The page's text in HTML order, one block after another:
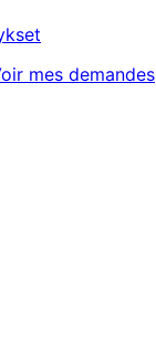
mes demandes